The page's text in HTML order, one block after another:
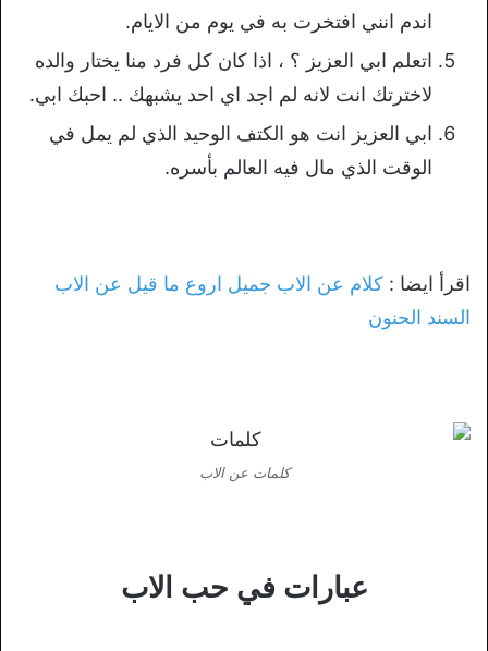
اندم انني افتخرت به في يوم من الايام.
اتعلم ابي العزيز ؟ ، اذا كان كل فرد منا يختار والده
لاخترتك انت لانه لم اجد اي احد يشبهك .. احبك ابي.
ابي العزيز انت هو الكتف الوحيد الذي لم يمل في
الوقت الذي مال فيه العالم بأسره.
اقرأ ايضا : كلام عن الاب جميل اروع ما قيل عن الاب
السند الحنون
كلمات عن الاب
عبارات في حب الاب